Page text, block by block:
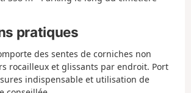
pratiques
des sentes de corniches non
rocailleux et glissants par endroit. Port
indispensable et utilisation de